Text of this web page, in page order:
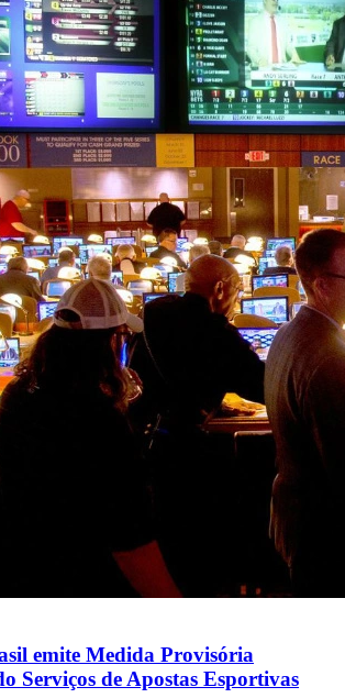
emite Medida Provisória
Serviços de Apostas Esportivas